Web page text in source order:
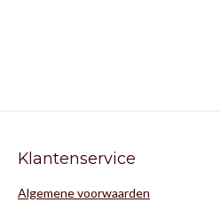
Klantenservice
Algemene voorwaarden